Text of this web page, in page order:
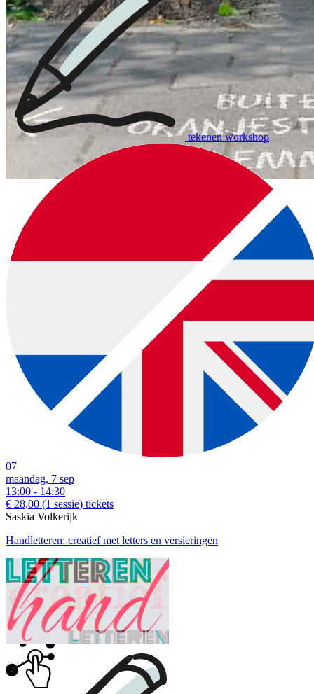
tekenen workshop
07
maandag, 7 sep
13:00 - 14:30
€ 28,00 (1 sessie) tickets
Saskia Volkerijk
Handletteren: creatief met letters en versieringen
© 2026, Station West .Amsterdam